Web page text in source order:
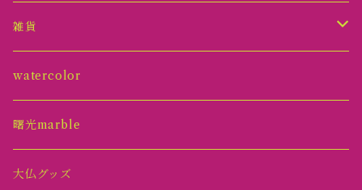
イヤリング
ネックレス
リング
ヘアピン
原画オーナメント
グッズ
原画
雑貨
アクセサリースタンド
トレイ
オブジェ(置物)
watercolor
曙光marble
大仏グッズ